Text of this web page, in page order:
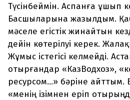
Түсінбеймін. Аспанға ұшып
Басшыларына жазылдым.
мәселе егістік жинайтын
дейін көтерілуі керек.
Жұмыс істегісі келмейді.
отырғандар «КазВодхоз»,
ресурсом…» бәріне айттым.
«менің ізімнен еріп